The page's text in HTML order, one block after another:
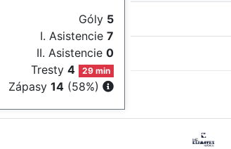
Góly 5
I. Asistencie 7
II. Asistencie 0
Tresty4 29 min
Zápasy 14 (58%)